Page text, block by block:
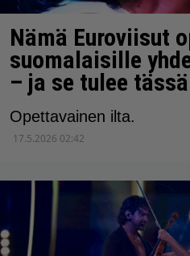
Nämä Euroviisut
suomalaisille
– ja se tulee tässä
Opettavainen ilta.
17.5.2026 02:42